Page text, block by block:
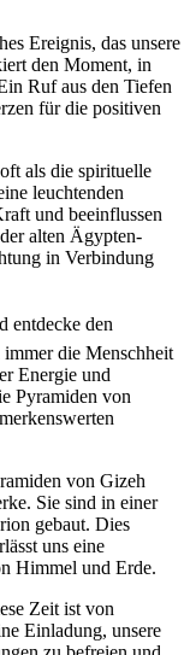
Ereignis, das unsere
den Moment, in
Ruf aus den Tiefen
für die positiven
als die spirituelle
leuchtenden
und beeinflussen
alten Ägypten-
in Verbindung
entdecke den
die Menschheit
Energie und
Pyramiden von
von Gizeh
Sie sind in einer
gebaut. Dies
uns eine
Himmel und Erde.
Zeit ist von
Einladung, unsere